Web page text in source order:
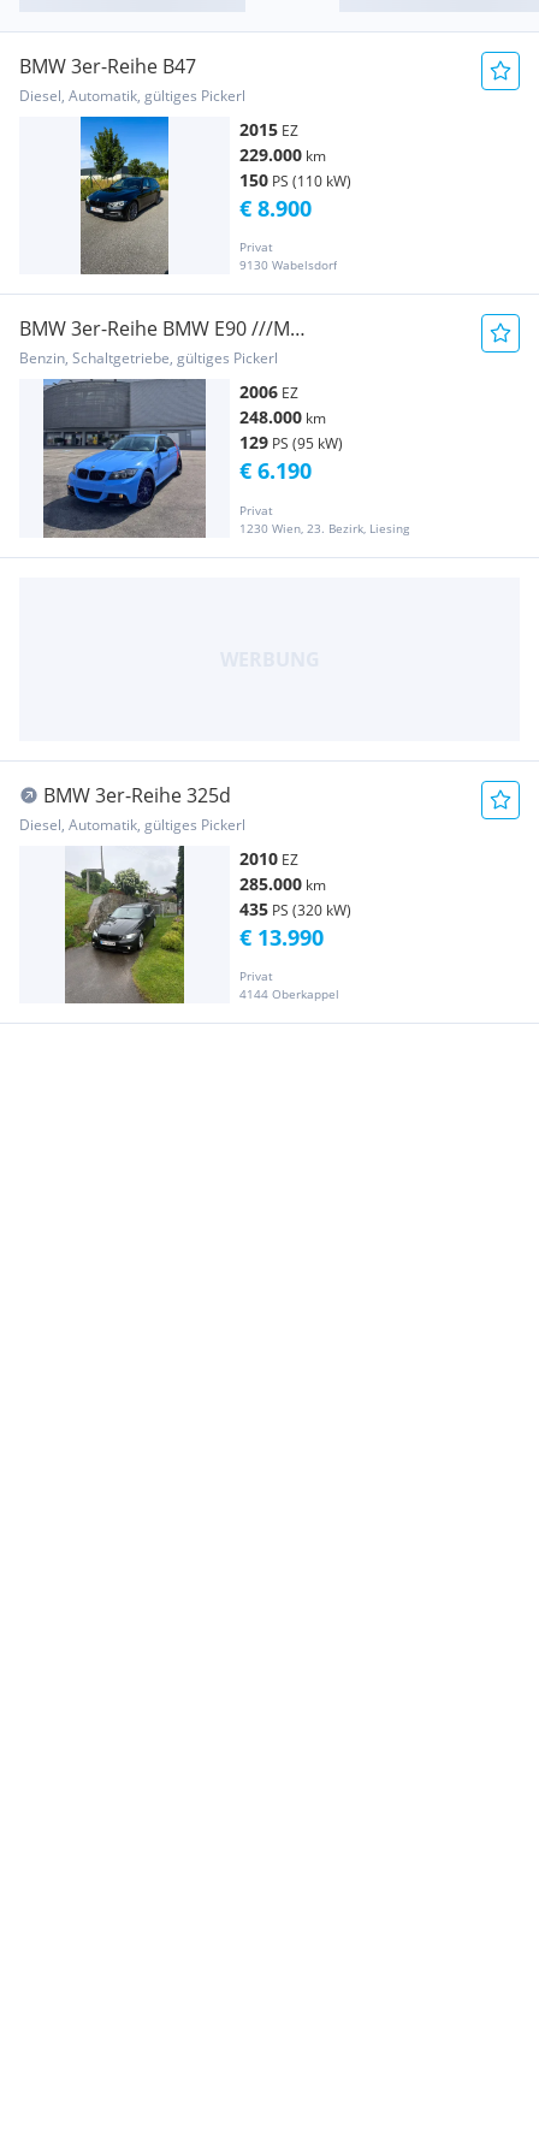
BMW 3er-Reihe B47
Diesel, Automatik, gültiges Pickerl
2015 EZ
229.000 km
150 PS (110 kW)
Privat
9130 Wabelsdorf
€ 8.900
BMW 3er-Reihe BMW E90 ///M
*Navi*Kamera*Xenon
Benzin, Schaltgetriebe, gültiges Pickerl
2006 EZ
248.000 km
129 PS (95 kW)
Privat
1230 Wien, 23. Bezirk, Liesing
€ 6.190
BMW 3er-Reihe 325d
Diesel, Automatik, gültiges Pickerl
2010 EZ
285.000 km
435 PS (320 kW)
Privat
4144 Oberkappel
€ 13.990